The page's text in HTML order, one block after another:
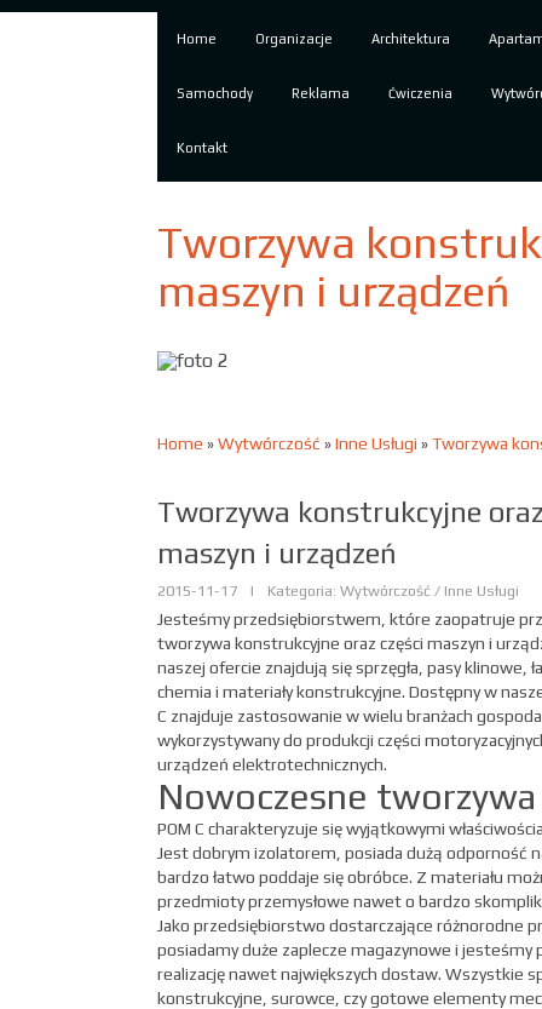
Home Organizacje Architektura
Samochody Reklama Ćwiczenia
Kontakt
Tworzywa
maszyn i urządzeń
Home »Wytwórczość »Inne Usługi »Tworzywa
Tworzywa konstrukcyjne
maszyn i urządzeń
2015-11-17 | Kategoria: Wytwórczość / Inne Usługi
Jesteśmy przedsiębiorstwem, które zaopatruje
tworzywa konstrukcyjne oraz części maszyn i
naszej ofercie znajdują się sprzęgła, pasy klinowe,
chemia i materiały konstrukcyjne. Dostępny w
C znajduje zastosowanie w wielu branżach
wykorzystywany do produkcji części
urządzeń elektrotechnicznych.
Nowoczesne tworzywa
POM C charakteryzuje się wyjątkowymi
Jest dobrym izolatorem, posiada dużą odporność
bardzo łatwo poddaje się obróbce. Z materiału
przedmioty przemysłowe nawet o bardzo
Jako przedsiębiorstwo dostarczające różnorodne
posiadamy duże zaplecze magazynowe i jesteśmy
realizację nawet największych dostaw. Wszystkie
konstrukcyjne, surowce, czy gotowe elementy